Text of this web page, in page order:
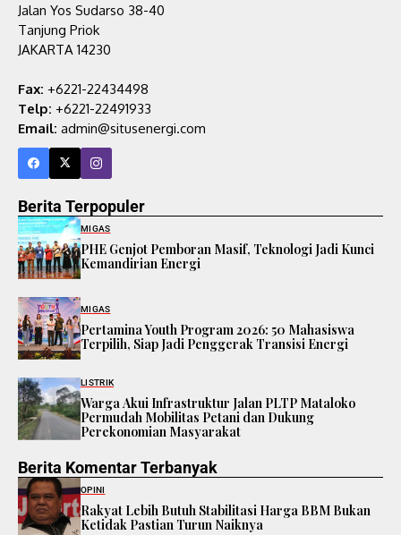
Jalan Yos Sudarso 38-40
Tanjung Priok
JAKARTA 14230
Fax: +6221-22434498
Telp: +6221-22491933
Email: admin@situsenergi.com
Berita Terpopuler
MIGAS
PHE Genjot Pemboran Masif, Teknologi Jadi Kunci
Kemandirian Energi
MIGAS
Pertamina Youth Program 2026: 50 Mahasiswa
Terpilih, Siap Jadi Penggerak Transisi Energi
LISTRIK
Warga Akui Infrastruktur Jalan PLTP Mataloko
Permudah Mobilitas Petani dan Dukung
Perekonomian Masyarakat
Berita Komentar Terbanyak
OPINI
Rakyat Lebih Butuh Stabilitasi Harga BBM Bukan
Ketidak Pastian Turun Naiknya